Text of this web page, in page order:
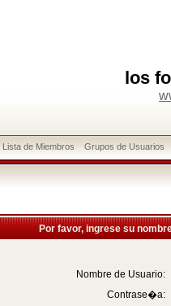
los
Lista de Miembros Grupos de Usuarios
Por favor, ingrese su
Nombre de Usuario:
Contrase�a: